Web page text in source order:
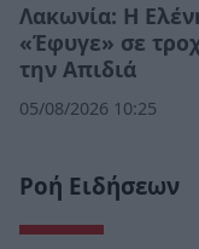
Λακωνία: Η
«Έφυγε» σε
την Απιδιά
05/08/2026 10:25
Ροή Ειδήσεων